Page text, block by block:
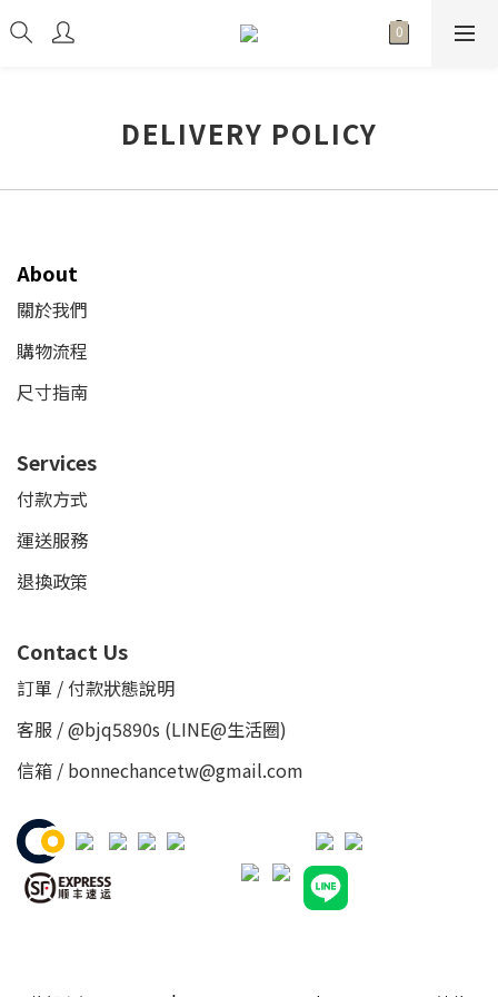
DELIVERY POLICY
About
關於我們
購物流程
尺寸指南
Services
付款方式
運送服務
退換政策
Contact Us
訂單 / 付款狀態說明
客服 /@bjq5890s (LINE@生活圈)
信箱 / bonnechancetw@gmail.com